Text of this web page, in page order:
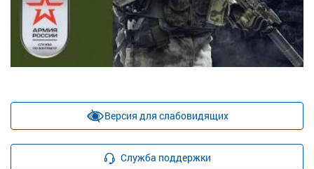
Версия для слабовидящих
Служба поддержки